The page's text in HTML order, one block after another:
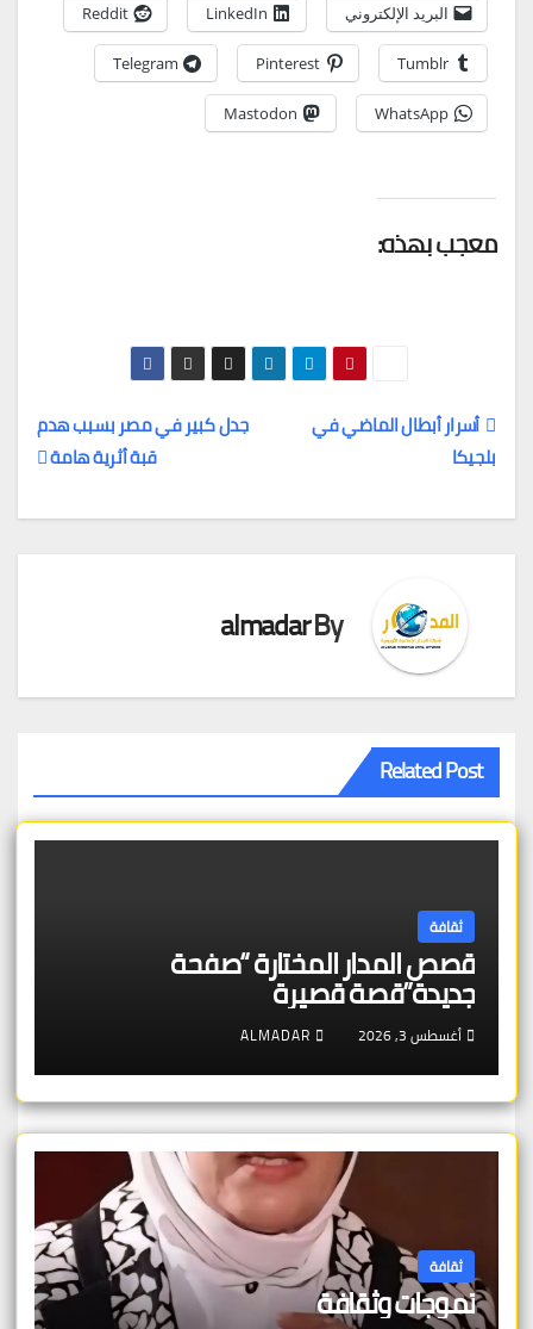
البريد الإلكتروني LinkedIn
Reddit
Tumblr
Pinterest
Telegram
WhatsApp
Mastodon
معجب بهذه:
تصفّح
المقالات
جدل كبير في مصر بسبب هدم
قبة أثرية هامة
أسرار أبطال الماضي في
بلجيكا
By
almadar
Related Post
ثقافة
قصص المدار المختارة “صفحة
جديدة”قصة قصيرة
أغسطس 3, 2026 ALMADAR
ثقافة
تموجات وثقافة